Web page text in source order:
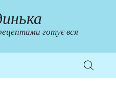
готує вся